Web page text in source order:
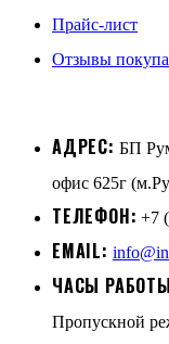
Прайс-лист
Отзывы
АДРЕС: БП
офис 625г
ТЕЛЕФОН: +7
EMAIL:
ЧАСЫ
Пропускной